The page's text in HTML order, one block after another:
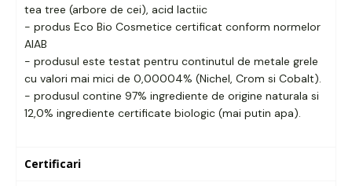
tea tree (arbore de cei), acid lactiic
- produs Eco Bio Cosmetice certificat conform normelor
AIAB
- produsul este testat pentru continutul de metale grele
cu valori mai mici de 0,00004% (Nichel, Crom si Cobalt).
- produsul contine 97% ingrediente de origine naturala si
12,0% ingrediente certificate biologic (mai putin apa).
Certificari